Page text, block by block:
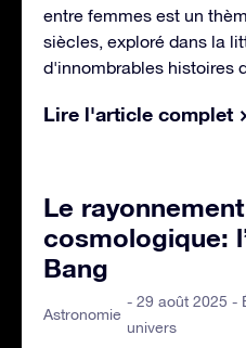
entre femmes est un
siècles, exploré dans la
d'innombrables histoires
Lire l'article complet
Le
cosmologique:
Bang
Astronomie
- 29 août 2025 -
univers